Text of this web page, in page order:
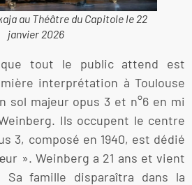
au Théâtre du Capitole le 22
janvier 2026
tout le public attend est
interprétation à Toulouse
sol majeur opus 3 et n°6 en mi
Ils occupent le centre
3, composé en 1940, est dédié
». Weinberg a 21 ans et vient
famille disparaîtra dans la